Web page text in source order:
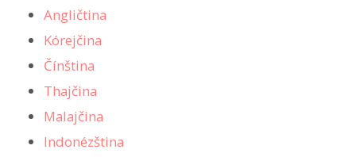
Angličtina
Kórejčina
Čínština
Thajčina
Malajčina
Indonézština